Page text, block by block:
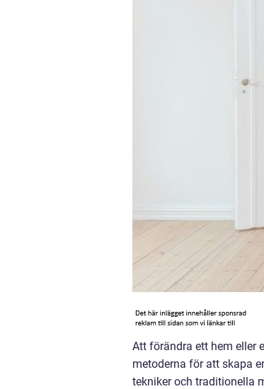
Att förändra ett hem eller
metoderna för att skapa
tekniker och traditionella